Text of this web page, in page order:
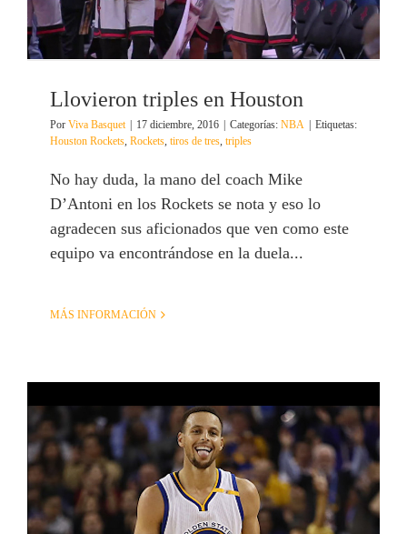
Llovieron triples en Houston
Por Viva Basquet 17 diciembre, 2016 Categorías: NBA
Etiquetas:
Houston Rockets, Rockets, tiros de tres, triples
No hay duda, la mano del coach Mike
D’Antoni en los Rockets se nota y eso lo
agradecen sus aficionados que ven como este
equipo va encontrándose en la duela...
MÁS INFORMACIÓN